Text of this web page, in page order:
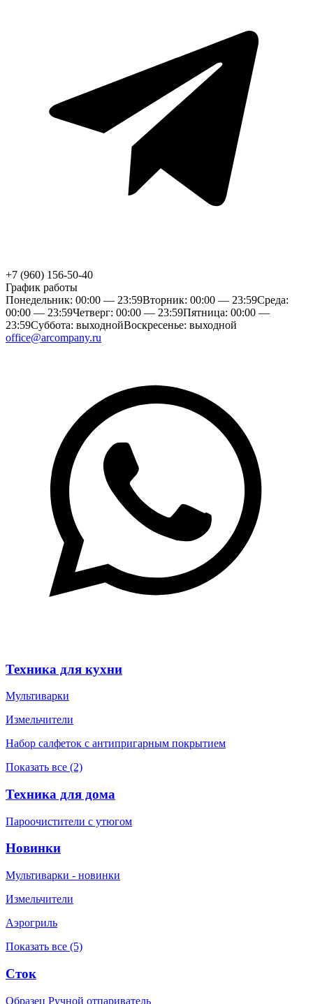
+7 (960) 156-50-40
График работы
Понедельник: 00:00 — 23:59Вторник: 00:00 — 23:59Среда:
00:00 — 23:59Четверг: 00:00 — 23:59Пятница: 00:00 —
23:59Суббота: выходнойВоскресенье: выходной
office@arcompany.ru
Техника для кухни
Мультиварки
Измельчители
Набор салфеток с антипригарным покрытием
Показать все (2)
Техника для дома
Пароочистители с утюгом
Новинки
Мультиварки - новинки
Измельчители
Аэрогриль
Показать все (5)
Сток
Образец Ручной отпариватель